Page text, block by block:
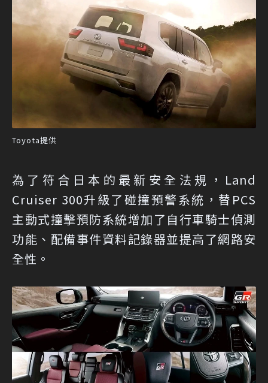
Toyota提供
為了符合日本的最新安全法規，Land
Cruiser 300升級了碰撞預警系統，替PCS
主動式撞擊預防系統增加了自行車騎士偵測
功能、配備事件資料記錄器並提高了網路安
全性。